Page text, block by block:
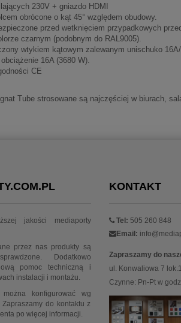
230V + gniazdo HDMI
obrócone o kąt 45° względem obudowy.
przed wetknięciem przypadkowych
czarnym (podobnym do RAL9005).
wtykiem kątowym zalewanym unischuko
16A (3680 W).
CE
Tube strosowane są najczęściej w biurach,
jakości mediaporty
przez nas produkty są
Dodatkowo
pomoc techniczną i
instalacji i montażu.
konfigurować wg
Zapraszamy do kontaktu z
po więcej informacji.
KONTAKT
Tel: 505 260 848
Email:
Zapraszamy do
ul. Konwaliowa 7
Czynne: Pn-Pt w